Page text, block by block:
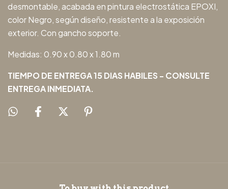
desmontable, acabada en pintura electrostática EPOXI,
color Negro, según diseño, resistente a la exposición
exterior. Con gancho soporte.
Medidas: 0.90 x 0.80 x 1.80 m
TIEMPO DE ENTREGA 15 DIAS HABILES - CONSULTE
ENTREGA INMEDIATA.